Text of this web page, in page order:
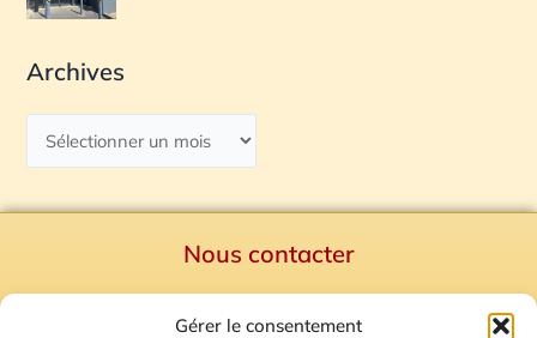
Gérer le consentement
Archives
Nous contacter